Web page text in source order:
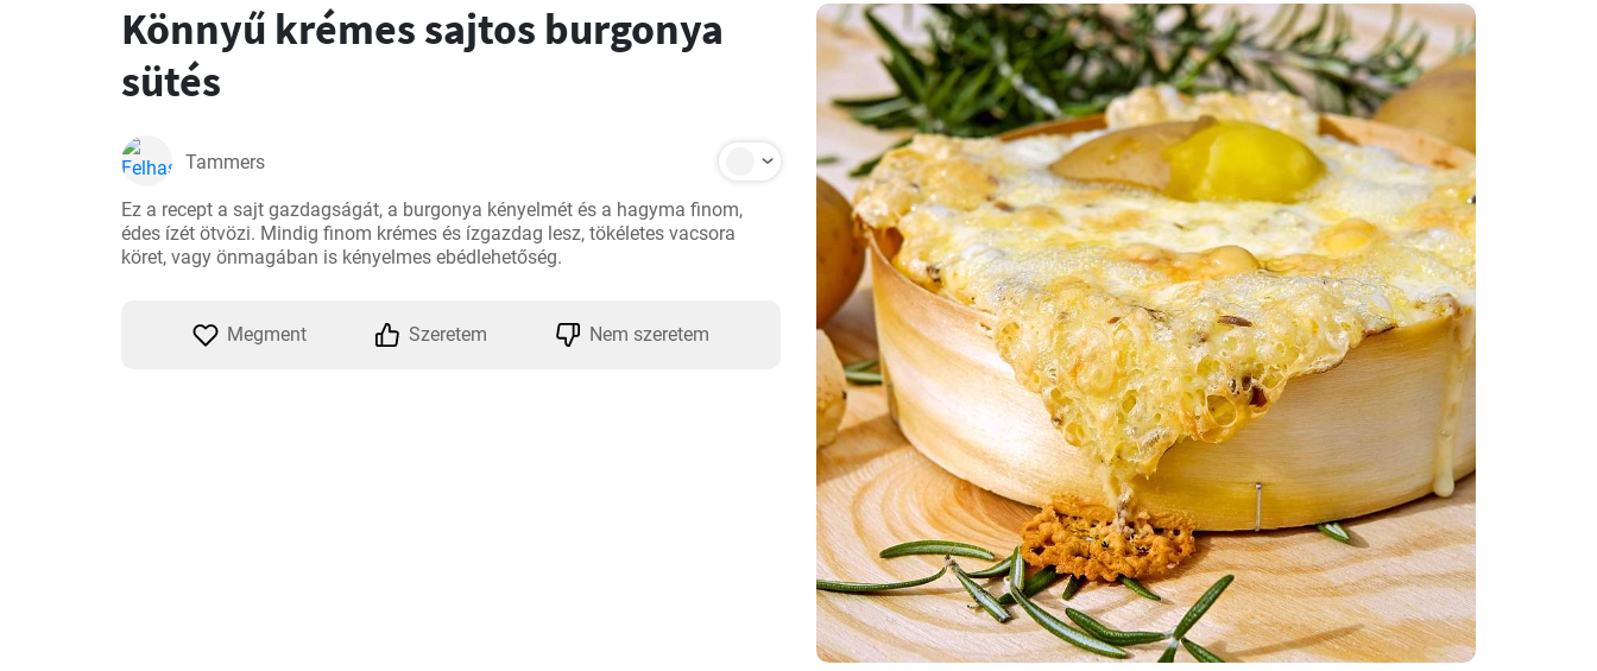
Könnyű krémes sajtos burgonya
sütés
Tammers
Ez a recept a sajt gazdagságát, a burgonya kényelmét és a hagyma finom,
édes ízét ötvözi. Mindig finom krémes és ízgazdag lesz, tökéletes vacsora
köret, vagy önmagában is kényelmes ebédlehetőség.
Megment Szeretem Nem szeretem